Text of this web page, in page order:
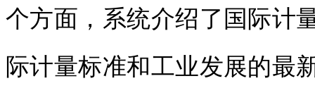
个方面，系统介绍了国际计
际计量标准和工业发展的最